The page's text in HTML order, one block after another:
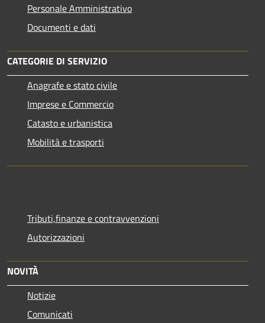
Personale Amministrativo
Documenti e dati
CATEGORIE DI SERVIZIO
Anagrafe e stato civile
Imprese e Commercio
Catasto e urbanistica
Mobilità e trasporti
Tributi,finanze e contravvenzioni
Autorizzazioni
NOVITÀ
Notizie
Comunicati